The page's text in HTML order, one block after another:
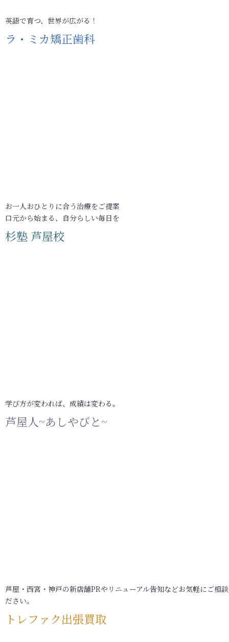
英語で育つ、世界が広がる！
ラ・ミカ矯正歯科
お一人おひとりに合う治療をご提案
口元から始まる、自分らしい毎日を
杉塾 芦屋校
学び方が変われば、成績は変わる。
芦屋人~あしやびと~
芦屋・西宮・神戸の新店舗PRやリニューアル告知などお気軽にご相
ださい。
トレファク出張買取